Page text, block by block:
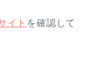
イト を確認して